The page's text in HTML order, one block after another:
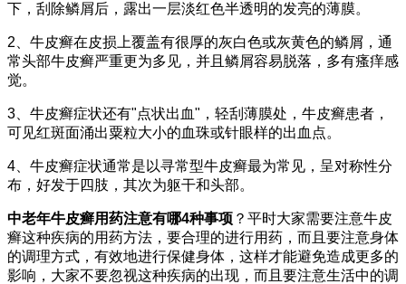
下，刮除鳞屑后，露出一层淡红色半透明的发亮的薄膜。
2、牛皮癣在皮损上覆盖有很厚的灰白色或灰黄色的鳞屑，通
常头部牛皮癣严重更为多见，并且鳞屑容易脱落，多有瘙痒感
觉。
3、牛皮癣症状还有"点状出血"，轻刮薄膜处，牛皮癣患者，
可见红斑面涌出粟粒大小的血珠或针眼样的出血点。
4、牛皮癣症状通常是以寻常型牛皮癣最为常见，呈对称性分
布，好发于四肢，其次为躯干和头部。
中老年牛皮癣用药注意有哪4种事项 ？平时大家需要注意牛皮
癣这种疾病的用药方法，要合理的进行用药，而且要注意身体
的调理方式，有效地进行保健身体，这样才能避免造成更多的
影响，大家不要忽视这种疾病的出现，而且要注意生活中的调